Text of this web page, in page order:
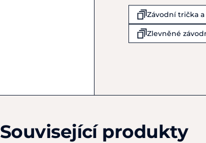
Monsummano Terme
IT51015
+39 0572 1906490
Závodní trička a
Zlevněné
Související produkty